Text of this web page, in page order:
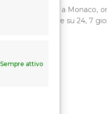
Sempre attivo
professionale a Monaco,
24 ore su 24, 7